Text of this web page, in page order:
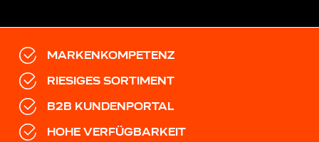
MARKENKOMPETENZ
RIESIGES SORTIMENT
B2B KUNDENPORTAL
HOHE VERFÜGBARKEIT